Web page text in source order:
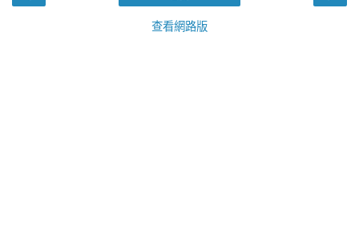
查看網路版